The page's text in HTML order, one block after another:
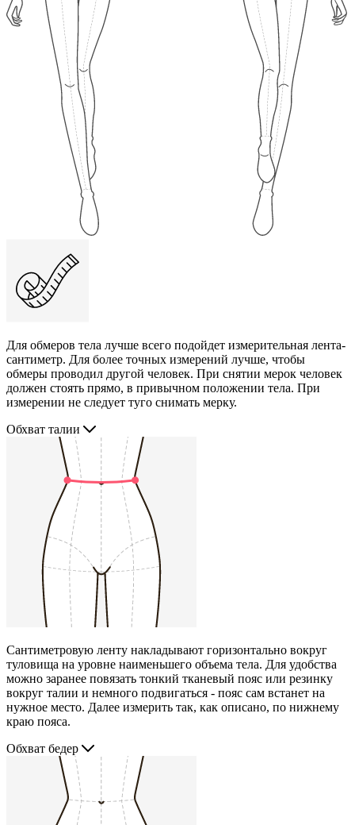
Для обмеров тела лучше всего подойдет измерительная лента-
сантиметр. Для более точных измерений лучше, чтобы
обмеры проводил другой человек. При снятии мерок человек
должен стоять прямо, в привычном положении тела. При
измерении не следует туго снимать мерку.
Обхват талии
Сантиметровую ленту накладывают горизонтально вокруг
туловища на уровне наименьшего объема тела. Для удобства
можно заранее повязать тонкий тканевый пояс или резинку
вокруг талии и немного подвигаться - пояс сам встанет на
нужное место. Далее измерить так, как описано, по нижнему
краю пояса.
Обхват бедер